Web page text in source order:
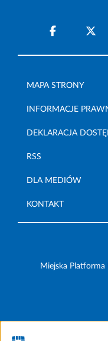
MAPA STRONY
INFORMACJE
DEKLARACJA
RSS
DLA MEDIÓW
KONTAKT
Miejska